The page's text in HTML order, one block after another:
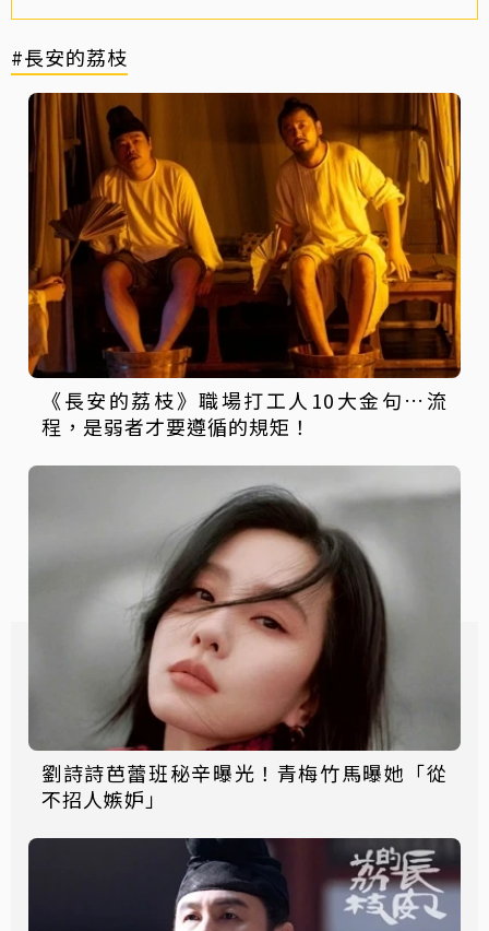
#長安的荔枝
《長安的荔枝》職場打工人10大金句…流
程，是弱者才要遵循的規矩！
劉詩詩芭蕾班秘辛曝光！青梅竹馬曝她「從
不招人嫉妒」